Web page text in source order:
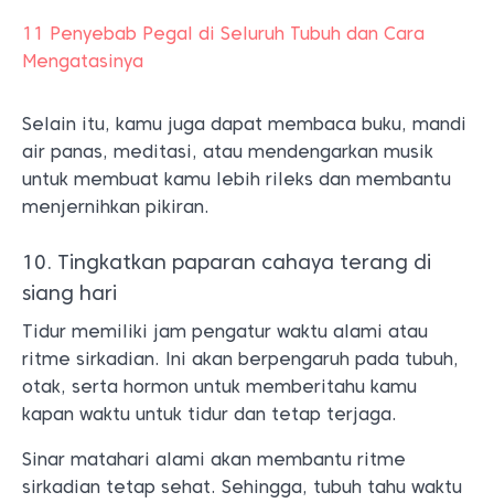
11 Penyebab Pegal di Seluruh Tubuh dan Cara
Mengatasinya
Selain itu, kamu juga dapat membaca buku, mandi
air panas, meditasi, atau mendengarkan musik
untuk membuat kamu lebih rileks dan membantu
menjernihkan pikiran.
10. Tingkatkan paparan cahaya terang di
siang hari
Tidur memiliki jam pengatur waktu alami atau
ritme sirkadian. Ini akan berpengaruh pada tubuh,
otak, serta hormon untuk memberitahu kamu
kapan waktu untuk tidur dan tetap terjaga.
Sinar matahari alami akan membantu ritme
sirkadian tetap sehat. Sehingga, tubuh tahu waktu